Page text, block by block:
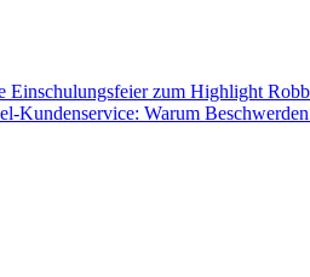
Einschulungsfeier zum Highlight
Kundenservice: Warum